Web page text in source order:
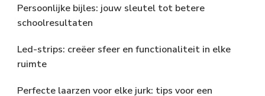
Persoonlijke bijles: jouw sleutel tot betere
schoolresultaten
Led-strips: creëer sfeer en functionaliteit in elke
ruimte
Perfecte laarzen voor elke jurk: tips voor een